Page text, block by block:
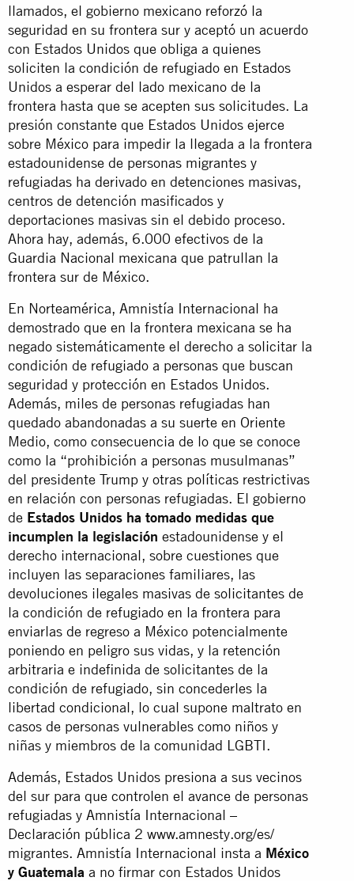
llamados, el gobierno mexicano reforzó la
seguridad en su frontera sur y aceptó un acuerdo
con Estados Unidos que obliga a quienes
soliciten la condición de refugiado en Estados
Unidos a esperar del lado mexicano de la
frontera hasta que se acepten sus solicitudes. La
presión constante que Estados Unidos ejerce
sobre México para impedir la llegada a la frontera
estadounidense de personas migrantes y
refugiadas ha derivado en detenciones masivas,
centros de detención masificados y
deportaciones masivas sin el debido proceso.
Ahora hay, además, 6.000 efectivos de la
Guardia Nacional mexicana que patrullan la
frontera sur de México.
En Norteamérica, Amnistía Internacional ha
demostrado que en la frontera mexicana se ha
negado sistemáticamente el derecho a solicitar la
condición de refugiado a personas que buscan
seguridad y protección en Estados Unidos.
Además, miles de personas refugiadas han
quedado abandonadas a su suerte en Oriente
Medio, como consecuencia de lo que se conoce
como la “prohibición a personas musulmanas”
del presidente Trump y otras políticas restrictivas
en relación con personas refugiadas. El gobierno
de Estados Unidos ha tomado medidas que
incumplen la legislación estadounidense y el
derecho internacional, sobre cuestiones que
incluyen las separaciones familiares, las
devoluciones ilegales masivas de solicitantes de
la condición de refugiado en la frontera para
enviarlas de regreso a México potencialmente
poniendo en peligro sus vidas, y la retención
arbitraria e indefinida de solicitantes de la
condición de refugiado, sin concederles la
libertad condicional, lo cual supone maltrato en
casos de personas vulnerables como niños y
niñas y miembros de la comunidad LGBTI.
Además, Estados Unidos presiona a sus vecinos
del sur para que controlen el avance de personas
refugiadas y Amnistía Internacional –
Declaración pública 2 www.amnesty.org/es/
migrantes. Amnistía Internacional insta a México
y Guatemala a no firmar con Estados Unidos